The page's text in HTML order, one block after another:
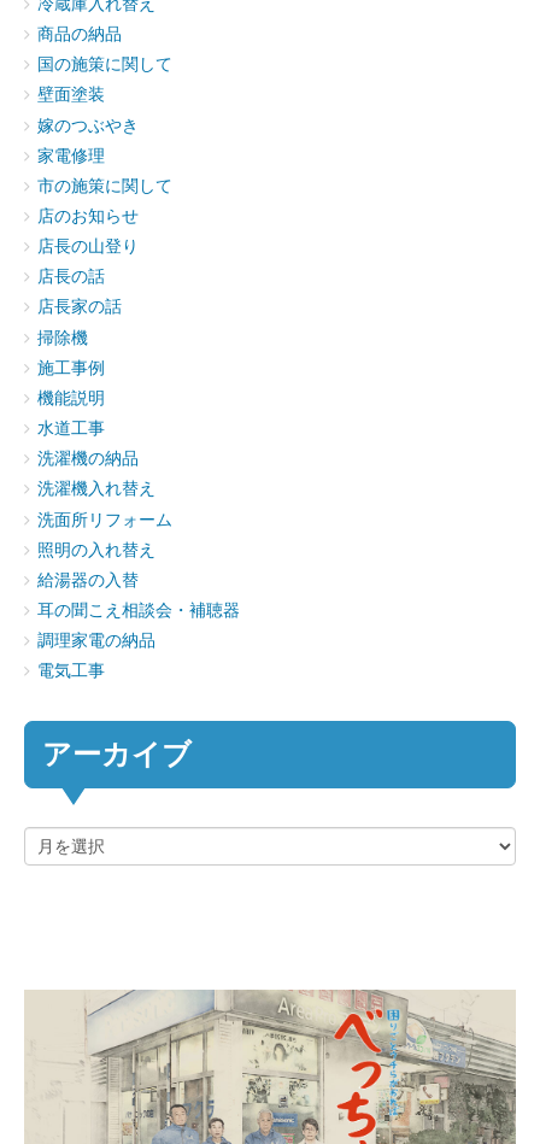
冷蔵庫入れ替え
商品の納品
国の施策に関して
壁面塗装
嫁のつぶやき
家電修理
市の施策に関して
店のお知らせ
店長の山登り
店長の話
店長家の話
掃除機
施工事例
機能説明
水道工事
洗濯機の納品
洗濯機入れ替え
洗面所リフォーム
照明の入れ替え
給湯器の入替
耳の聞こえ相談会・補聴器
調理家電の納品
電気工事
アーカイブ